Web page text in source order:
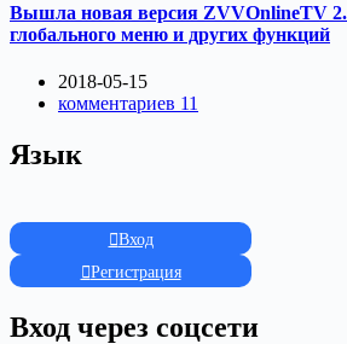
Вышла новая версия ZVVOnlineTV
глобального меню и других функций
2018-05-15
комментариев 11
Язык
Вход
Регистрация
Вход через соцсети